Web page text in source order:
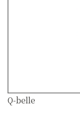
Q-belle